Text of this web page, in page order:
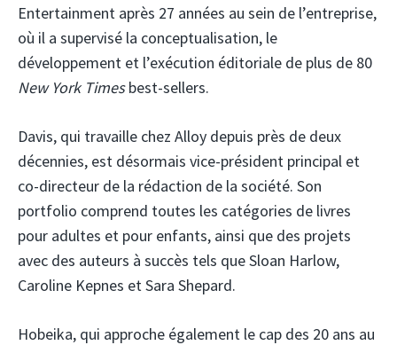
Entertainment après 27 années au sein de l’entreprise,
où il a supervisé la conceptualisation, le
développement et l’exécution éditoriale de plus de 80
New York Timesbest-sellers.
Davis, qui travaille chez Alloy depuis près de deux
décennies, est désormais vice-président principal et
co-directeur de la rédaction de la société. Son
portfolio comprend toutes les catégories de livres
pour adultes et pour enfants, ainsi que des projets
avec des auteurs à succès tels que Sloan Harlow,
Caroline Kepnes et Sara Shepard.
Hobeika, qui approche également le cap des 20 ans au